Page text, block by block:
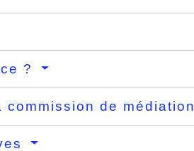
?
de médiation